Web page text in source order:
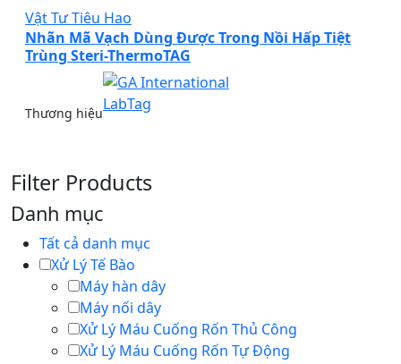
Vật Tư Tiêu Hao
Nhãn Mã Vạch Dùng Được Trong Nồi Hấp Tiệt
Trùng Steri-ThermoTAG
Thương hiệu
Filter Products
Danh mục
Tất cả danh mục
Xử Lý Tế Bào
Máy hàn dây
Máy nối dây
Xử Lý Máu Cuống Rốn Thủ Công
Xử Lý Máu Cuống Rốn Tự Động